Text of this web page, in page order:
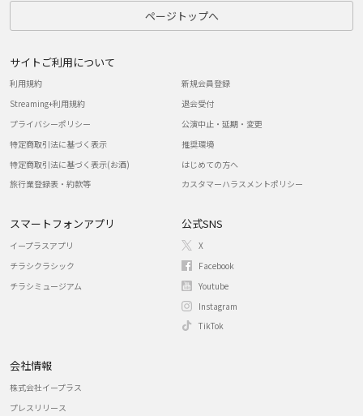
ページトップへ
サイトご利用について
利用規約
Streaming+利用規約
プライバシーポリシー
特定商取引法に基づく表示
特定商取引法に基づく表示(お酒)
旅行業登録表・約款等
新規会員登録
退会受付
公演中止・延期・変更
推奨環境
はじめての方へ
カスタマーハラスメントポリシー
スマートフォンアプリ
イープラスアプリ
チラシクラシック
チラシミュージアム
公式SNS
X
Facebook
Youtube
Instagram
TikTok
会社情報
株式会社イープラス
プレスリリース